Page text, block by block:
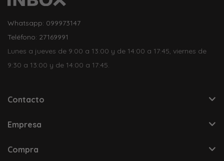
Whatsapp: 099973147
Teléfono: 27169991
Lunes a jueves de 9:00 a 13:00 y de 14:00 a 17:45, viernes de
9:30 a 13:00 y de 14:00 a 17:45.
Contacto
Empresa
Compra